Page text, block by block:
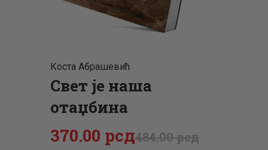
ЦЕНОВНИК
Коста Абрашевић
Свет је наша
отаџбина
484.00рсд
370.00 рсд